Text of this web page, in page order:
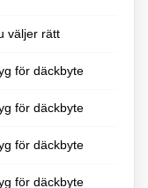
väljer rätt
för däckbyte
för däckbyte
för däckbyte
för däckbyte